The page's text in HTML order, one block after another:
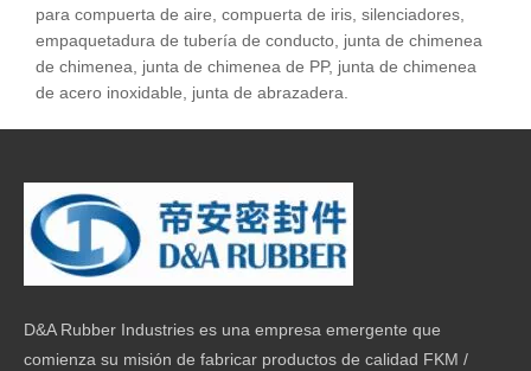
para compuerta de aire, compuerta de iris, silenciadores,
empaquetadura de tubería de conducto, junta de chimenea
de chimenea, junta de chimenea de PP, junta de chimenea
de acero inoxidable, junta de abrazadera.
D&A Rubber Industries es una empresa emergente que
comienza su misión de fabricar productos de calidad FKM /